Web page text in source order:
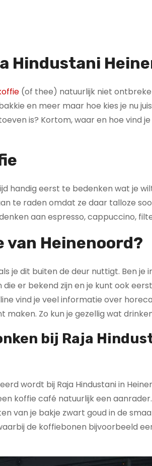
Hindustani
(of thee) natuurlijk niet
en meer maar hoe kies je nu
is? Kortom, waar en hoe vind
handig eerst te bedenken wat je
te raden omdat ze daar talloze
aan espresso, cappuccino,
van Heinenoord?
je dit buiten de deur nuttigt. Ben je
er bekend zijn en je kunt ook
vind je veel informatie over
Zo kun je gezellig wat
bij Raja
wordt bij Raja Hindustani in
koffie café natuurlijk een
van je bakje zwart goud in de
de koffiebonen bijvoorbeeld